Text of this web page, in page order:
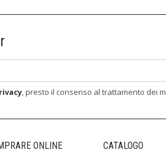
, presto il consenso al trattamento dei
ONLINE CATALOGO